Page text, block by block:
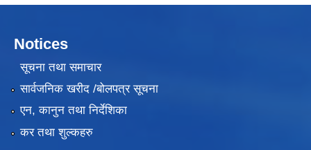
Notices
सूचना तथा समाचार
सार्वजनिक खरीद /बोलपत्र सूचना
एन, कानुन तथा निर्देशिका
कर तथा शुल्कहरु